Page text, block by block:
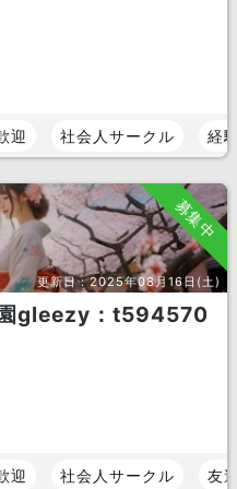
迎 社会人サークル 経
募集中
更新日：2025年08月16日(土)
gleezy：t594570
迎 社会人サークル 友